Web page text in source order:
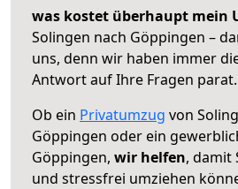
was kostet überhaupt mein
Solingen nach Göppingen –
uns, denn wir haben immer
Antwort auf Ihre Fragen parat.
Ob ein Privatumzug von
Göppingen oder ein
Göppingen, wir helfen, damit
und stressfrei umziehen